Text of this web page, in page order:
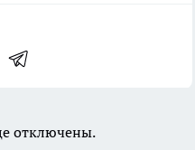
отключены.